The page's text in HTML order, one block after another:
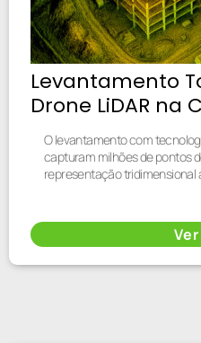
Levantamento
Drone LiDAR na
O levantamento com
capturam milhões de pontos
representação tridimensional